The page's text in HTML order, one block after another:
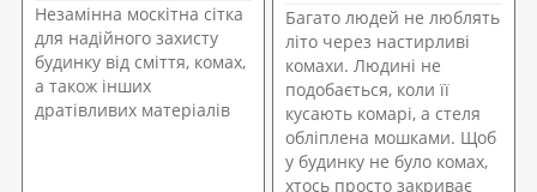
Незамінна москітна сітка
для надійного захисту
будинку від сміття, комах,
а також інших
дратівливих матеріалів
Багато людей не люблять
літо через настирливі
комахи. Людині не
подобається, коли її
кусають комарі, а стеля
обліплена мошками. Щоб
у будинку не було комах,
хтось просто закриває